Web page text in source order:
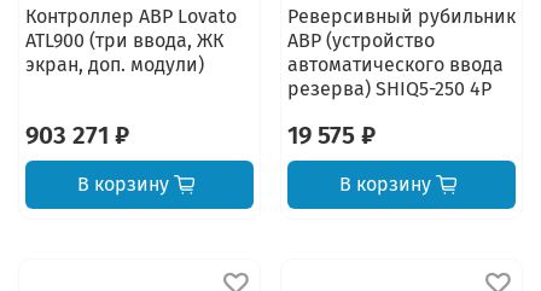
Контроллер АВР Lovato
ATL900 (три ввода, ЖК
экран, доп. модули)
903 271 ₽
В корзину
Реверсивный рубильник
АВР (устройство
автоматического ввода
резерва) SHIQ5-250 4P
19 575 ₽
В корзину